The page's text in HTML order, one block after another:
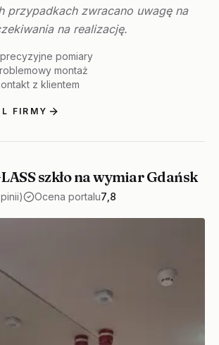
przypadkach zwracano uwagę na
na realizację.
pomiary
montaż
z klientem
FIRMY
szkło na wymiar Gdańsk
Ocena portalu7,8